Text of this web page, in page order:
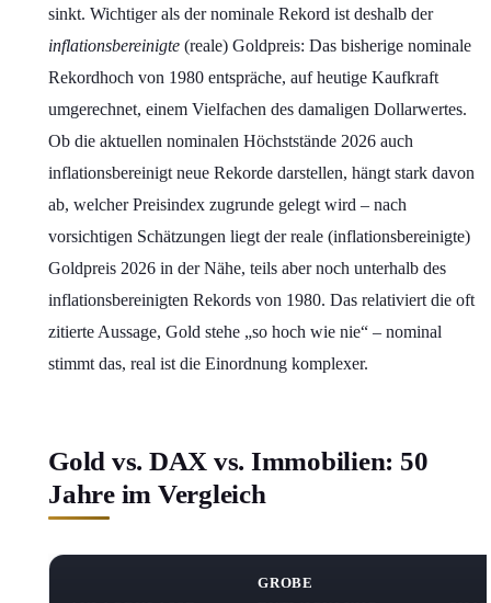
sinkt. Wichtiger als der nominale Rekord ist deshalb der
inflationsbereinigte (reale) Goldpreis: Das bisherige nominale
Rekordhoch von 1980 entspräche, auf heutige Kaufkraft
umgerechnet, einem Vielfachen des damaligen Dollarwertes.
Ob die aktuellen nominalen Höchststände 2026 auch
inflationsbereinigt neue Rekorde darstellen, hängt stark davon
ab, welcher Preisindex zugrunde gelegt wird – nach
vorsichtigen Schätzungen liegt der reale (inflationsbereinigte)
Goldpreis 2026 in der Nähe, teils aber noch unterhalb des
inflationsbereinigten Rekords von 1980. Das relativiert die oft
zitierte Aussage, Gold stehe „so hoch wie nie“ – nominal
stimmt das, real ist die Einordnung komplexer.
Gold vs. DAX vs. Immobilien: 50
Jahre im Vergleich
GROBE